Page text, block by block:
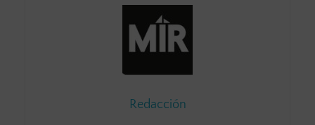
Redacción